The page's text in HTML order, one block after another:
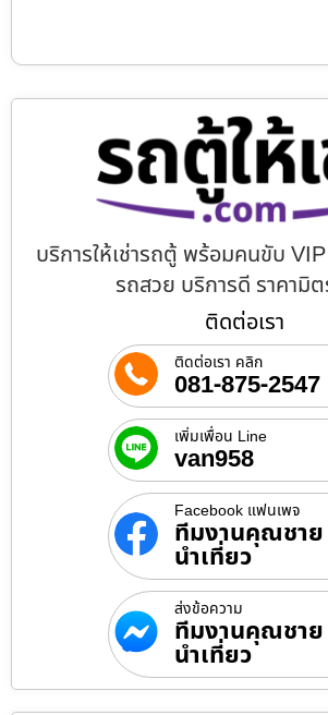
บริการให้เช่ารถตู้ พร้อมคนขับ
รถสวย บริการดี ราคามิ
ติดต่อเรา
ติดต่อเรา คลิก
081-875-2547
เพิ่มเพื่อน Line
van958
Facebook แฟนเพจ
ทีมงานคุณชา
นำเที่ยว
ส่งข้อความ
ทีมงานคุณชา
นำเที่ยว